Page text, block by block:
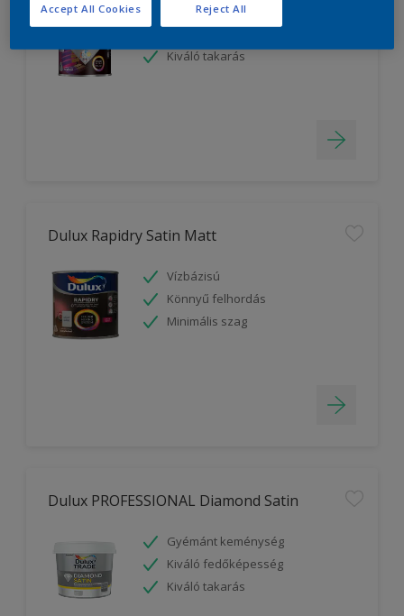
Könnyű felhordás
Kiváló takarás
Dulux Rapidry Satin Matt
Vízbázisú
Könnyű felhordás
Minimális szag
Dulux PROFESSIONAL Diamond Satin
Gyémánt keménység
Kiváló fedőképesség
Kiváló takarás
Reject All
Accept All Cookies